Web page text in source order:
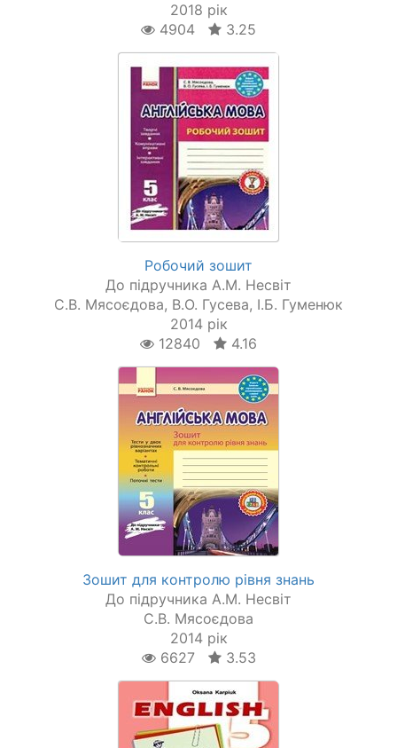
2018 рік
4904
3.25
Робочий зошит
До підручника А.М. Несвіт
С.В. Мясоєдова, В.О. Гусева, І.Б. Гуменюк
2014 рік
12840
4.16
Зошит для контролю рівня знань
До підручника А.М. Несвіт
С.В. Мясоєдова
2014 рік
6627
3.53